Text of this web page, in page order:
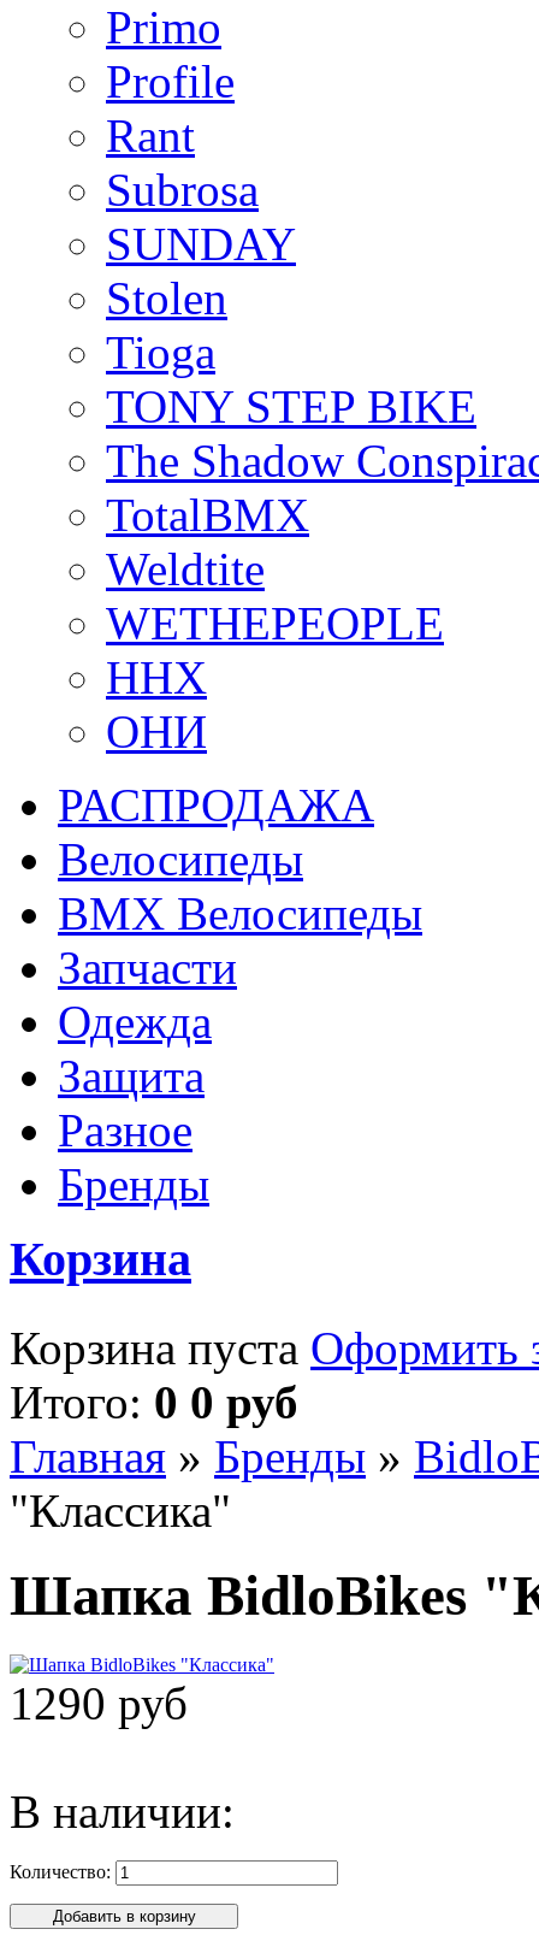
Primo
Profile
Rant
Subrosa
SUNDAY
Stolen
Tioga
TONY STEP BIKE
The Shadow
TotalBMX
Weldtite
WETHEPEOPLE
ННХ
ОНИ
РАСПРОДАЖА
Велосипеды
BMX Велосипеды
Запчасти
Одежда
Защита
Разное
Бренды
Корзина
Корзина пуста Оформить
Итого: 0 0 руб
Главная » Бренды »
"Классика"
Шапка BidloBikes
1290 руб
В наличии:
Количество: